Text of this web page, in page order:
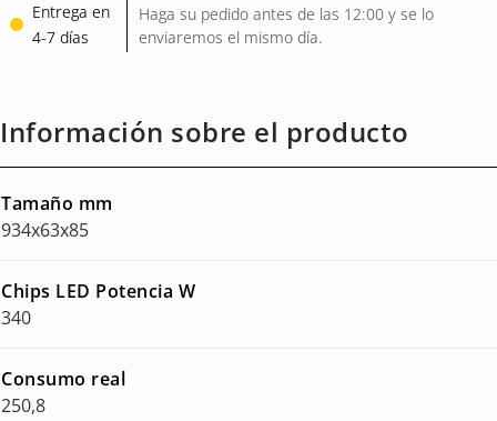
Entrega en
4-7 días
Haga su pedido antes de las 12:00 y se lo
enviaremos el mismo día.
Información sobre el producto
Tamaño mm
934x63x85
Chips LED Potencia W
340
Consumo real
250,8